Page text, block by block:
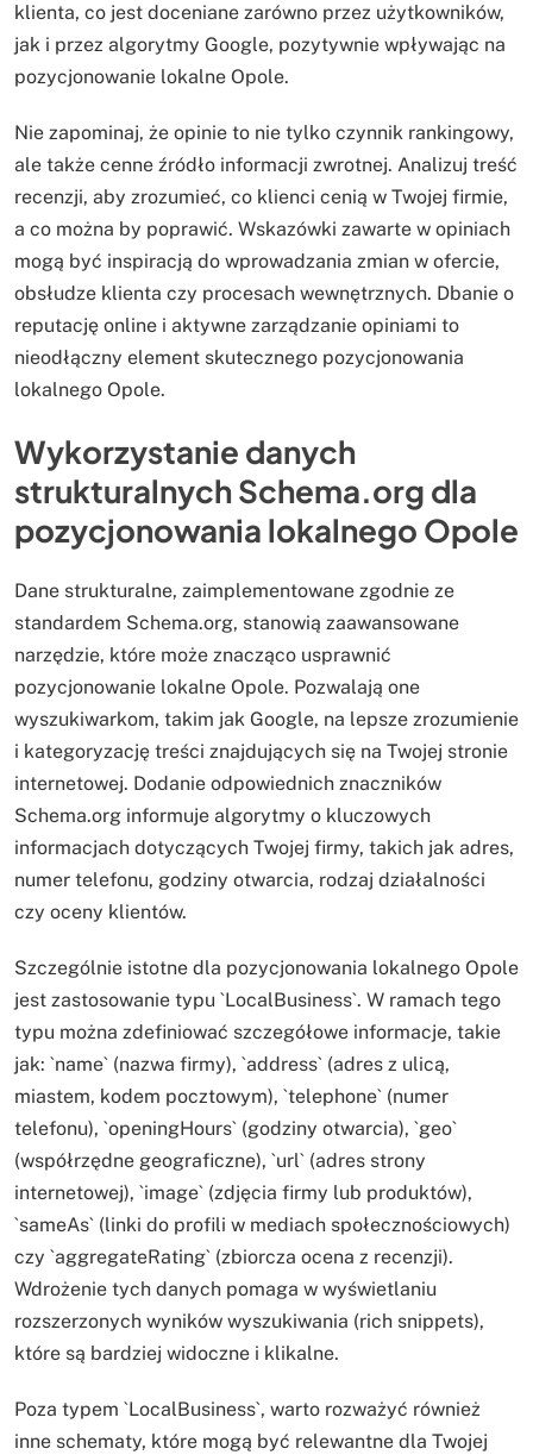
klienta, co jest doceniane zarówno przez użytkowników,
jak i przez algorytmy Google, pozytywnie wpływając na
pozycjonowanie lokalne Opole.
Nie zapominaj, że opinie to nie tylko czynnik rankingowy,
ale także cenne źródło informacji zwrotnej. Analizuj treść
recenzji, aby zrozumieć, co klienci cenią w Twojej firmie,
a co można by poprawić. Wskazówki zawarte w opiniach
mogą być inspiracją do wprowadzania zmian w ofercie,
obsłudze klienta czy procesach wewnętrznych. Dbanie o
reputację online i aktywne zarządzanie opiniami to
nieodłączny element skutecznego pozycjonowania
lokalnego Opole.
Wykorzystanie danych
strukturalnych Schema.org dla
pozycjonowania lokalnego Opole
Dane strukturalne, zaimplementowane zgodnie ze
standardem Schema.org, stanowią zaawansowane
narzędzie, które może znacząco usprawnić
pozycjonowanie lokalne Opole. Pozwalają one
wyszukiwarkom, takim jak Google, na lepsze zrozumienie
i kategoryzację treści znajdujących się na Twojej stronie
internetowej. Dodanie odpowiednich znaczników
Schema.org informuje algorytmy o kluczowych
informacjach dotyczących Twojej firmy, takich jak adres,
numer telefonu, godziny otwarcia, rodzaj działalności
czy oceny klientów.
Szczególnie istotne dla pozycjonowania lokalnego Opole
jest zastosowanie typu `LocalBusiness`. W ramach tego
typu można zdefiniować szczegółowe informacje, takie
jak: `name` (nazwa firmy), `address` (adres z ulicą,
miastem, kodem pocztowym), `telephone` (numer
telefonu), `openingHours` (godziny otwarcia), `geo`
(współrzędne geograficzne), `url` (adres strony
internetowej), `image` (zdjęcia firmy lub produktów),
`sameAs` (linki do profili w mediach społecznościowych)
czy `aggregateRating` (zbiorcza ocena z recenzji).
Wdrożenie tych danych pomaga w wyświetlaniu
rozszerzonych wyników wyszukiwania (rich snippets),
które są bardziej widoczne i klikalne.
Poza typem `LocalBusiness`, warto rozważyć również
inne schematy, które mogą być relewantne dla Twojej